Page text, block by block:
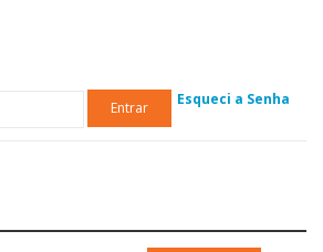
Entrar Esqueci a Senha